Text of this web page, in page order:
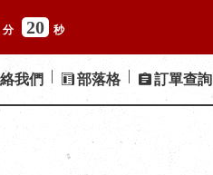
分 19 秒
我們 部落格 訂單查詢